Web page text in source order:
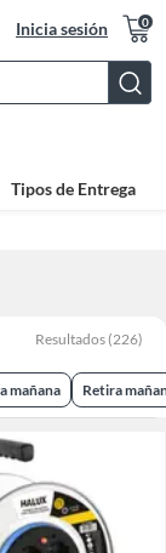
Inicia sesión 0
Bar
Tipos de Entrega
Resultados (226)
mañana Retira